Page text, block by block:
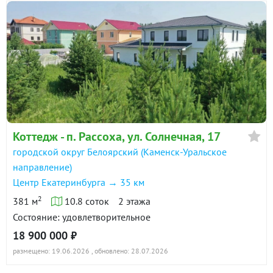
Коттедж - п. Рассоха, ул. Солнечная, 17
городской округ Белоярский (Каменск-Уральское
направление)
Центр Екатеринбурга → 35 км
381 м2 10.8 соток
2 этажа
Состояние: удовлетворительное
18 900 000 ₽
размещено: 19.06.2026 , обновлено: 28.07.2026